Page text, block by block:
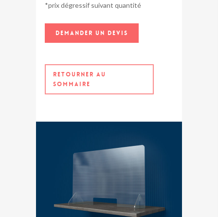
*prix dégressif suivant quantité
DEMANDER UN DEVIS
RETOURNER AU
SOMMAIRE